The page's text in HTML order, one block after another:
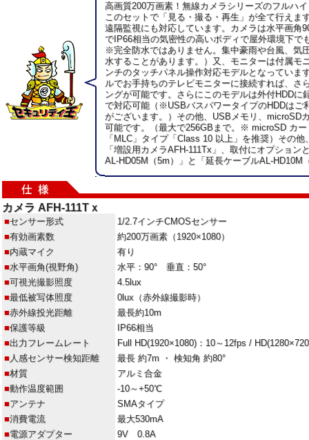
高画質200万画素！無線カメラシリーズのフルハ
このセットで「見る・撮る・再生」が全て行えま
遠隔監視にも対応しています。カメラは水平画角
でIP66相当の気密性の高いボディで屋外環境下で
※完全防水ではありません。集中豪雨や台風、気
水することがあります。）又、モニターは付属モ
ンチのタッチパネル操作対応モデルとなっていま
ルでお手持ちのテレビモニターに接続すれば、さ
ングが可能です。さらにこのモデルは外付HDDに
で対応可能（※USBバスパワータイプのHDDはご
がございます。）その他、USBメモリ、microSD
可能です。（最大で256GBまで。※ microSD カー
「MLC」タイプ「Class 10 以上」を推奨）その
「増設用カメラAFH-111Tx」、取付にオプション
AL-HD05M（5m）」と「延長ケーブルAL-HD10M
カメラ AFH-111Tｘ
■センサー形式
1/2.7インチCMOSセンサー
■有効画素数
約200万画素（1920×1080）
■内蔵マイク
有り
■水平画角(視野角)
水平：90° 垂直：50°
■可視光撮影照度
4.5lux
■最低被写体照度
0lux（赤外線撮影時）
■赤外線投光距離
最長約10m
■保護等級
IP66相当
■出力フレームレート
Full HD(1920×1080)：10～12fps /
■人感センサー検知距離
最長 約7m ・ 検知角 約80°
■材質
アルミ合金
■動作温度範囲
-10～+50℃
■アンテナ
SMAタイプ
■消費電流
最大530mA
■電源アダプター
9V 0.8A